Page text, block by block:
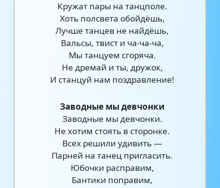
Кружат пары на танцполе.
Хоть полсвета обойдёшь,
Лучше танцев не найдёшь,
Вальсы, твист и ча-ча-ча,
Мы танцуем сгоряча.
Не дремай и ты, дружок,
И станцуй нам поздравление!
Заводные мы девчонки
Заводные мы девчонки.
Не хотим стоять в сторонке.
Всех решили удивить —
Парней на танец пригласить.
Юбочки расправим,
Бантики поправим,